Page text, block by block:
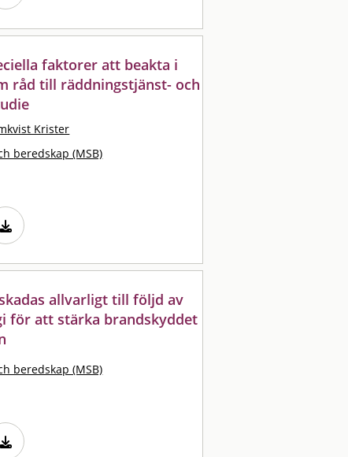
faktorer att beakta i
råd till räddningstjänst- och
Krister
beredskap (MSB)
allvarligt till följd av
för att stärka brandskyddet
beredskap (MSB)